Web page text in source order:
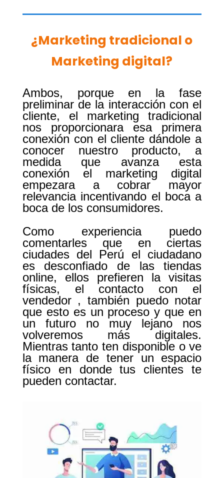
¿Marketing tradicional o
Marketing digital?
Ambos, porque en la fase
preliminar de la interacción con el
cliente, el marketing tradicional
nos proporcionara esa primera
conexión con el cliente dándole a
conocer nuestro producto, a
medida que avanza esta
conexión el marketing digital
empezara a cobrar mayor
relevancia incentivando el boca a
boca de los consumidores.
Como experiencia puedo
comentarles que en ciertas
ciudades del Perú el ciudadano
es desconfiado de las tiendas
online, ellos prefieren la visitas
físicas, el contacto con el
vendedor , también puedo notar
que esto es un proceso y que en
un futuro no muy lejano nos
volveremos más digitales.
Mientras tanto ten disponible o ve
la manera de tener un espacio
físico en donde tus clientes te
pueden contactar.